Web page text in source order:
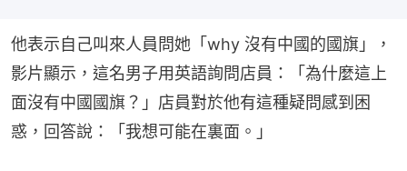
他表示自己叫來人員問她「why 沒有中國的國旗」，
影片顯示，這名男子用英語詢問店員：「為什麼這上
面沒有中國國旗？」店員對於他有這種疑問感到困
惑，回答說：「我想可能在裏面。」